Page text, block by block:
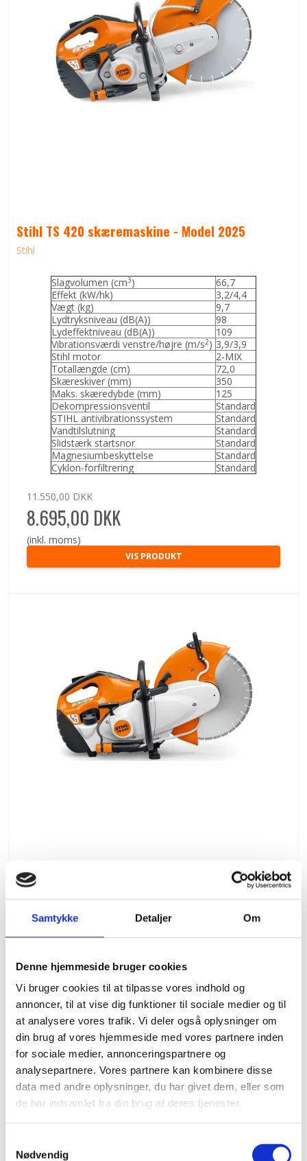
Samtykke Detaljer Om
Denne hjemmeside bruger cookies
Vi bruger cookies til at tilpasse vores indhold og
annoncer, til at vise dig funktioner til sociale medier og til
at analysere vores trafik. Vi deler også oplysninger om
din brug af vores hjemmeside med vores partnere inden
for sociale medier, annonceringspartnere og
analysepartnere. Vores partnere kan kombinere disse
data med andre oplysninger, du har givet dem, eller som
de har indsamlet fra din brug af deres tjenester.
Nødvendig
Stihl TS 420 skæremaskine - Model 2025
Stihl
Slagvolumen (cm3)
66,7
Effekt (kW/hk)
3,2/4,4
Vægt (kg)
9,7
Lydtryksniveau (dB(A))
98
Lydeffektniveau (dB(A))
109
Vibrationsværdi venstre/højre (m/s2) 3,9/3,9
Stihl motor
2-MIX
Totallængde (cm)
72,0
Skæreskiver (mm)
350
Maks. skæredybde (mm)
125
Dekompressionsventil
Standard
STIHL antivibrationssystem
Standard
Vandtilslutning
Standard
Slidstærk startsnor
Standard
Magnesiumbeskyttelse
Standard
Cyklon-forfiltrering
Standard
11.550,00 DKK
8.695,00 DKK
(inkl. moms)
VIS PRODUKT
Stihl TS 440 skæremaskine
Slagvolumen (cm3)
66,7
Vægt (kg)
Lydeffektniveau (dB(A))
109
Vibrationsværdi venstre/højre (m/s 2)3,6/3,9
2-MIX
Totallængde (cm)
72,7
Skæreskiver (mm)
350
Maks. skæredybde (mm)
125
Dekompressionsventil
Standard
STIHL antivibrationssystem
Standard
Vandtilslutning
Standard
Slidstærk startsnor
Standard
Cyklon-forfiltrering
Standard